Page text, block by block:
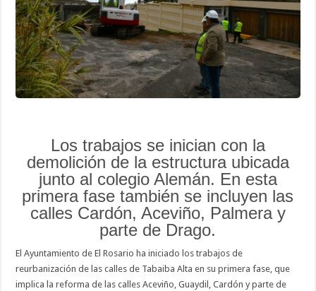
Tabaiba
Alta
Los trabajos se inician con la
demolición de la estructura ubicada
junto al colegio Alemán. En esta
primera fase también se incluyen las
calles Cardón, Aceviño, Palmera y
parte de Drago.
El Ayuntamiento de El Rosario ha iniciado los trabajos de
reurbanización de las calles de Tabaiba Alta en su primera fase, que
implica la reforma de las calles Aceviño, Guaydil, Cardón y parte de